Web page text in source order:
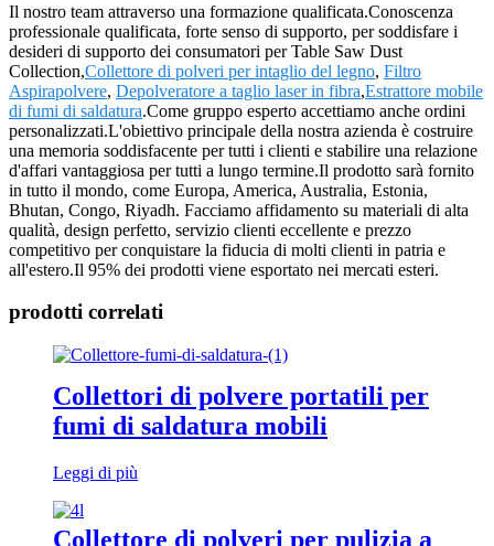
Il nostro team attraverso una formazione qualificata.Conoscenza
professionale qualificata, forte senso di supporto, per soddisfare i
desideri di supporto dei consumatori per Table Saw Dust
Collection,Collettore di polveri per intaglio del legno, Filtro
Aspirapolvere, Depolveratore a taglio laser in fibra,Estrattore mobile
di fumi di saldatura.Come gruppo esperto accettiamo anche ordini
personalizzati.L'obiettivo principale della nostra azienda è costruire
una memoria soddisfacente per tutti i clienti e stabilire una relazione
d'affari vantaggiosa per tutti a lungo termine.Il prodotto sarà fornito
in tutto il mondo, come Europa, America, Australia, Estonia,
Bhutan, Congo, Riyadh. Facciamo affidamento su materiali di alta
qualità, design perfetto, servizio clienti eccellente e prezzo
competitivo per conquistare la fiducia di molti clienti in patria e
all'estero.Il 95% dei prodotti viene esportato nei mercati esteri.
prodotti correlati
Collettori di polvere portatili per
fumi di saldatura mobili
Leggi di più
Collettore di polveri per pulizia a